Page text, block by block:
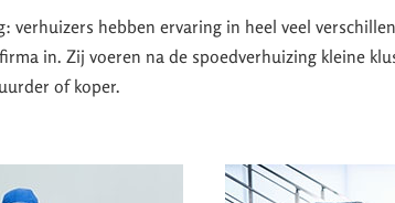
hebben ervaring in heel veel
in. Zij voeren na de spoedverhuizing kleine
of koper.